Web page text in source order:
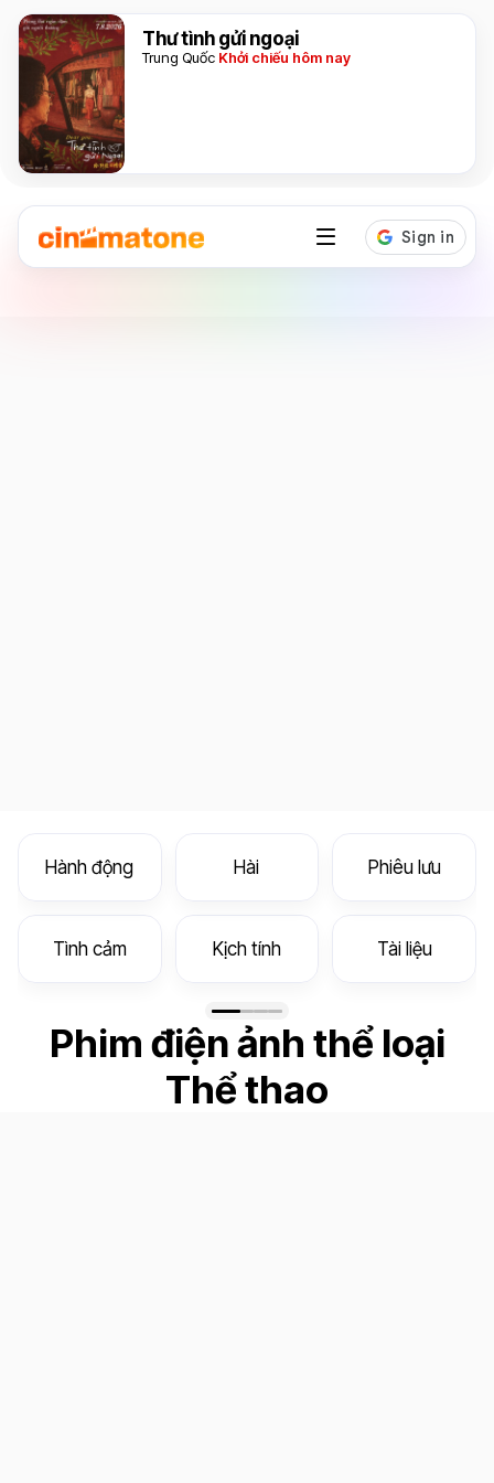
Thư tình gửi ngoại
Trung Quốc Khởi chiếu hôm nay
Hành động Hài Phiêu lưu
Tình cảm Kịch tính Tài liệu
Phim điện ảnh thể loại
Thể thao